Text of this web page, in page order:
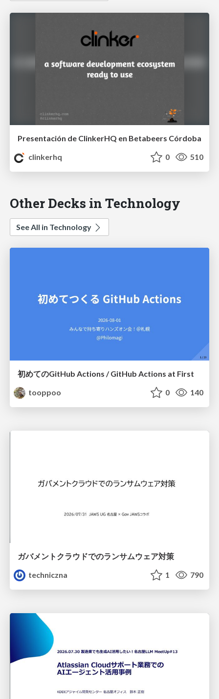
Presentación de ClinkerHQ en Betabeers Córdoba
clinkerhq
0 510
Other Decks in Technology
See All in Technology
初めてのGitHub Actions / GitHub Actions at First
tooppoo
0 140
ガバメントクラウドでのランサムウェア対策
techniczna
1 790